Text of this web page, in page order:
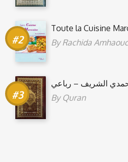
Toute la Cuisine
ByRachida
الشريف – رباعي
By Quran